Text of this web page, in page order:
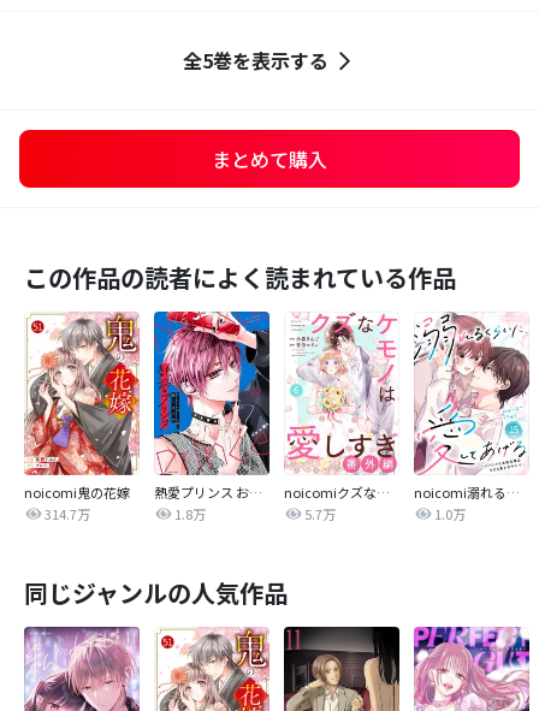
全5巻を表示する
まとめて購入
この作品の読者によく読まれている作品
noicomi鬼の花嫁
314.7万
熱愛プリンス お兄ちゃんはキミが好き
1.8万
noicomiクズなケモノは愛しすぎ
5.7万
noicomi溺れるくらいに、愛してあげる～イジワルな未紘先輩は今日も番を甘やかす～
1.0万
同じジャンルの人気作品